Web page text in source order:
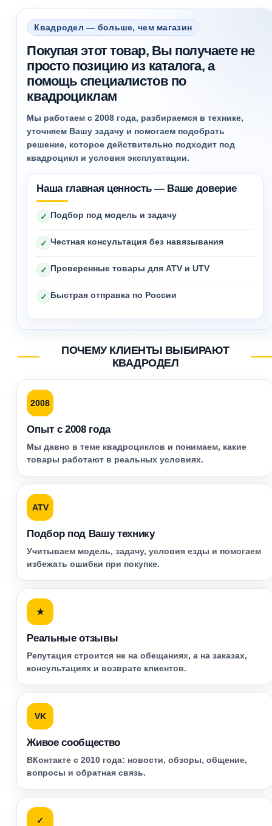
Квадродел — больше, чем магазин
Покупая этот товар, Вы получаете не
просто позицию из каталога, а
помощь специалистов по
квадроциклам
Мы работаем с 2008 года, разбираемся в технике,
уточняем Вашу задачу и помогаем подобрать
решение, которое действительно подходит под
квадроцикл и условия эксплуатации.
Наша главная ценность — Ваше доверие
✓ Подбор под модель и задачу
✓ Честная консультация без навязывания
✓ Проверенные товары для ATV и UTV
✓ Быстрая отправка по России
ПОЧЕМУ КЛИЕНТЫ ВЫБИРАЮТ
КВАДРОДЕЛ
2008
Опыт с 2008 года
Мы давно в теме квадроциклов и понимаем, какие
товары работают в реальных условиях.
ATV
Подбор под Вашу технику
Учитываем модель, задачу, условия езды и помогаем
избежать ошибки при покупке.
★
Реальные отзывы
Репутация строится не на обещаниях, а на заказах,
консультациях и возврате клиентов.
VK
Живое сообщество
ВКонтакте с 2010 года: новости, обзоры, общение,
вопросы и обратная связь.
✓